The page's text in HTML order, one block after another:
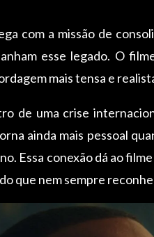
com a missão de
esse legado. O
mais tensa e
de uma crise
ainda mais pessoal
Essa conexão dá ao
que nem sempre